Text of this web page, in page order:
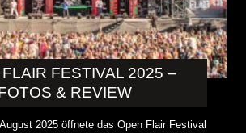
FESTIVAL 2025 –
& REVIEW
2025 öffnete das Open Flair Festival